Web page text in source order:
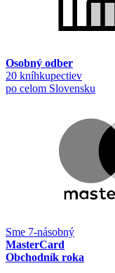
Osobný odber
20 kníhkupectiev
po celom Slovensku
Sme 7-násobný
MasterCard
Obchodník roka